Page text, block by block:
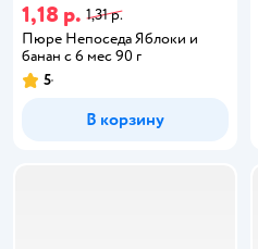
1,18 р. 1,31 р.
Пюре Непоседа Яблоки и
банан с 6 мес 90 г
5
В корзину